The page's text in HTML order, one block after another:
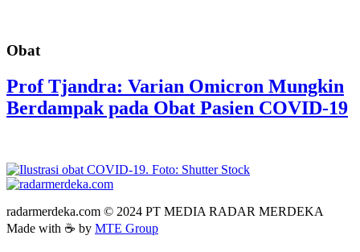
Obat
Prof Tjandra: Varian Omicron Mungkin
Berdampak pada Obat Pasien COVID-19
radarmerdeka.com © 2024 PT MEDIA RADAR MERDEKA
Made with ☕ by MTE Group